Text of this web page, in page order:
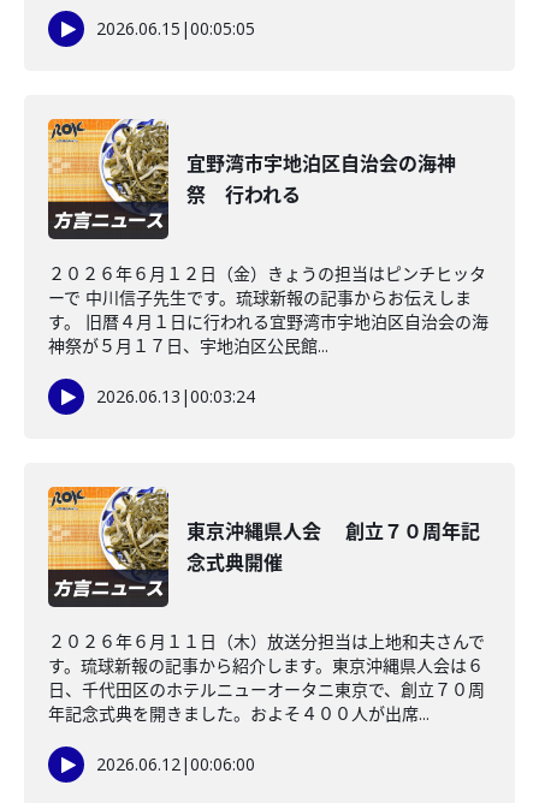
2026.06.15 |00:05:05
宜野湾市宇地泊区自治会の海神
祭 行われる
２０２６年６月１２日（金）きょうの担当はピンチヒッタ
ーで 中川信子先生です。琉球新報の記事からお伝えしま
す。 旧暦４月１日に行われる宜野湾市宇地泊区自治会の海
神祭が５月１７日、宇地泊区公民館...
2026.06.13 |00:03:24
東京沖縄県人会 創立７０周年記
念式典開催
２０２６年６月１１日（木）放送分担当は上地和夫さんで
す。琉球新報の記事から紹介します。東京沖縄県人会は６
日、千代田区のホテルニューオータニ東京で、創立７０周
年記念式典を開きました。およそ４００人が出席...
2026.06.12|00:06:00